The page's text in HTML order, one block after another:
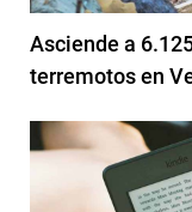
Asciende a
terremotos en